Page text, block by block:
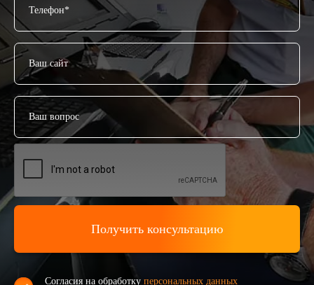
Согласия на обработку персональных данных